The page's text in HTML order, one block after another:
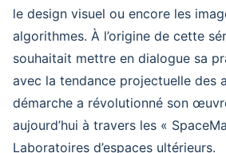
le design visuel ou encore les
algorithmes. À l’origine de cette
souhaitait mettre en dialogue sa
avec la tendance projectuelle des
démarche a révolutionné son
aujourd’hui à travers les «
Laboratoires d’espaces ultérieurs.